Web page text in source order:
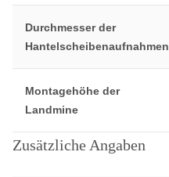
Durchmesser der
Hantelscheibenaufnahmen
Montagehöhe der
Landmine
Zusätzliche Angaben